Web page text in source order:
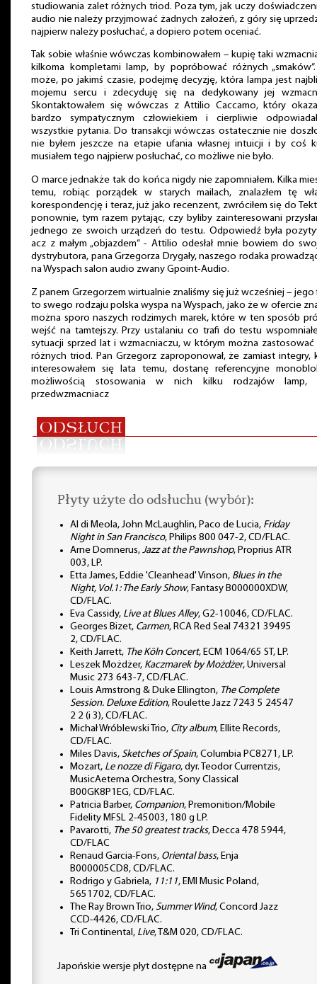
studiowania zalet różnych triod. Poza tym, jak uczy
audio nie należy przyjmować żadnych założeń, z góry się
najpierw należy posłuchać, a dopiero potem oceniać.
Tak sobie właśnie wówczas kombinowałem – kupię taki
kilkoma kompletami lamp, by popróbować różnych
może, po jakimś czasie, podejmę decyzję, która lampa jest
mojemu sercu i zdecyduję się na dedykowany jej
Skontaktowałem się wówczas z Attilio Caccamo, który
bardzo sympatycznym człowiekiem i cierpliwie
wszystkie pytania. Do transakcji wówczas ostatecznie nie
nie byłem jeszcze na etapie ufania własnej intuicji i by coś
musiałem tego najpierw posłuchać, co możliwe nie było.
O marce jednakże tak do końca nigdy nie zapomniałem. Kilka
temu, robiąc porządek w starych mailach, znalazłem tę
korespondencję i teraz, już jako recenzent, zwróciłem się do
ponownie, tym razem pytając, czy byliby zainteresowani
jednego ze swoich urządzeń do testu. Odpowiedź była
acz z małym „objazdem” - Attilio odesłał mnie bowiem do
dystrybutora, pana Grzegorza Drygały, naszego rodaka
na Wyspach salon audio zwany Gpoint-Audio.
Z panem Grzegorzem wirtualnie znaliśmy się już wcześniej – jego
to swego rodzaju polska wyspa na Wyspach, jako że w ofercie
można sporo naszych rodzimych marek, które w ten sposób
wejść na tamtejszy. Przy ustalaniu co trafi do testu
sytuacji sprzed lat i wzmacniaczu, w którym można zastosować
różnych triod. Pan Grzegorz zaproponował, że zamiast integry,
interesowałem się lata temu, dostanę referencyjne
możliwością stosowania w nich kilku rodzajów lamp,
przedwzmacniacz
Płyty użyte do odsłuchu (wybór):
Al di Meola, John McLaughlin, Paco de Lucia, Friday
Night in San Francisco, Philips 800 047-2, CD/FLAC.
Arne Domnerus, Jazz at the Pawnshop, Proprius ATR
003, LP.
Etta James, Eddie 'Cleanhead' Vinson, Blues in the
Night, Vol.1: The Early Show, Fantasy B000000XDW,
CD/FLAC.
Eva Cassidy, Live at Blues Alley, G2-10046, CD/FLAC.
Georges Bizet, Carmen, RCA Red Seal 74321 39495
2, CD/FLAC.
Keith Jarrett, The Köln Concert, ECM 1064/65 ST, LP.
Leszek Możdżer, Kaczmarek by Możdżer, Universal
Music 273 643-7, CD/FLAC.
Louis Armstrong & Duke Ellington, The Complete
Session. Deluxe Edition, Roulette Jazz 7243 5 24547
2 2 (i 3), CD/FLAC.
Michał Wróblewski Trio, City album, Ellite Records,
CD/FLAC.
Miles Davis, Sketches of Spain, Columbia PC8271, LP.
Mozart, Le nozze di Figaro, dyr. Teodor Currentzis,
MusicAeterna Orchestra, Sony Classical
B00GK8P1EG, CD/FLAC.
Patricia Barber, Companion, Premonition/Mobile
Fidelity MFSL 2-45003, 180 g LP.
Pavarotti, The 50 greatest tracks, Decca 478 5944,
CD/FLAC
Renaud Garcia-Fons, Oriental bass, Enja
B000005CD8, CD/FLAC.
Rodrigo y Gabriela, 11:11, EMI Music Poland,
5651702, CD/FLAC.
The Ray Brown Trio, Summer Wind, Concord Jazz
CCD-4426, CD/FLAC.
Tri Continental, Live, T&M 020, CD/FLAC.
Japońskie wersje płyt dostępne na